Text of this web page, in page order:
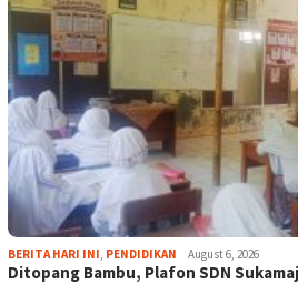
BERITA HARI INI PENDIDIKAN August 6, 2026
Ditopang Bambu, Plafon SDN